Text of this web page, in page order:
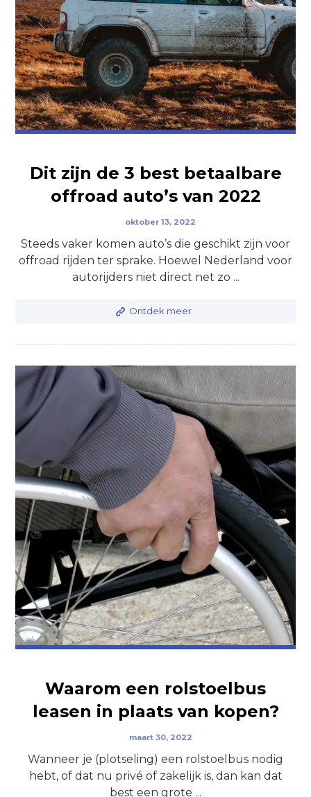
Dit zijn de 3 best betaalbare
offroad auto’s van 2022
oktober 13, 2022
Steeds vaker komen auto’s die geschikt zijn voor
offroad rijden ter sprake. Hoewel Nederland voor
autorijders niet direct net zo ...
Ontdek meer
Waarom een rolstoelbus
leasen in plaats van kopen?
maart 30, 2022
Wanneer je (plotseling) een rolstoelbus nodig
hebt, of dat nu privé of zakelijk is, dan kan dat
best een grote ...